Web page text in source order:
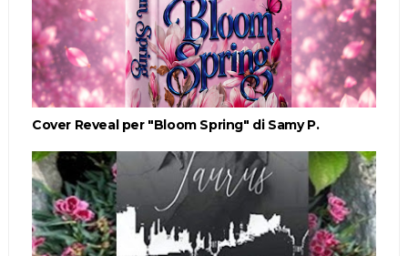
Cover Reveal per "Bloom Spring" di Samy P.